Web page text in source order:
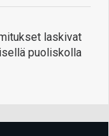
laskivat
puoliskolla